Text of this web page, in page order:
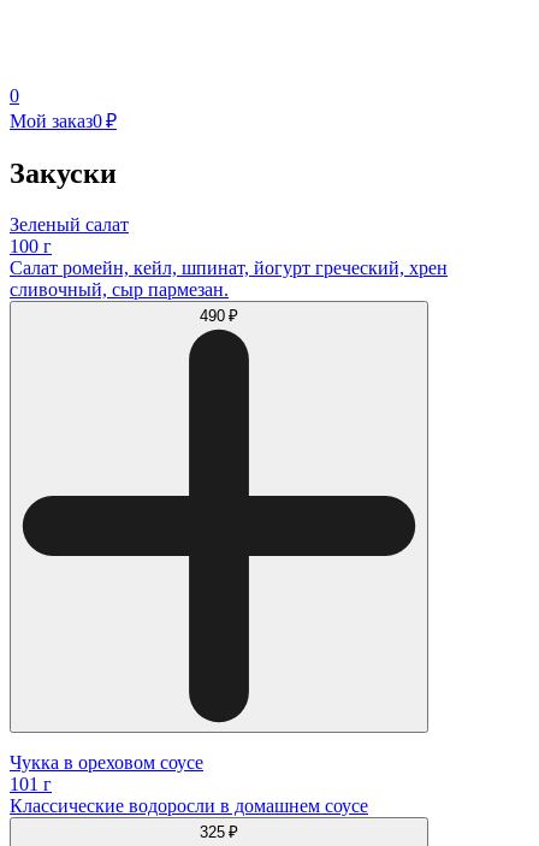
0
Мой заказ0 ₽
Закуски
Зеленый салат
100 г
Салат ромейн, кейл, шпинат, йогурт греческий, хрен
сливочный, сыр пармезан.
490 ₽
Чукка в ореховом соусе
101 г
Классические водоросли в домашнем соусе
325 ₽